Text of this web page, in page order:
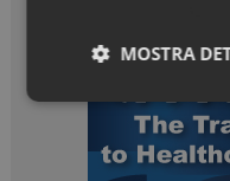
MOSTRA
Necessari